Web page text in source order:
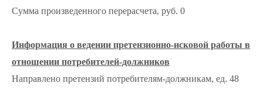
Сумма произведенного перерасчета, руб. 0
Информация о ведении претензионно-исковой работы в
отношении потребителей-должников
Направлено претензий потребителям-должникам, ед. 48